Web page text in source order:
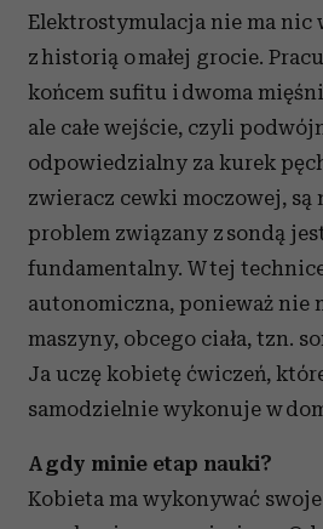
Elektrostymulacja nie ma nic
z historią o małej grocie.
końcem sufitu i dwoma
ale całe wejście, czyli
odpowiedzialny za kurek
zwieracz cewki moczowej, są
problem związany z sondą
fundamentalny. W tej
autonomiczna, ponieważ nie
maszyny, obcego ciała, tzn.
Ja uczę kobietę ćwiczeń,
samodzielnie wykonuje w
A gdy minie etap nauki?
Kobieta ma wykonywać